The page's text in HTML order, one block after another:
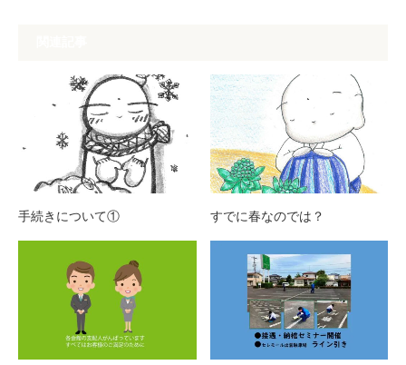
手続きについて① すでに春なのでは？